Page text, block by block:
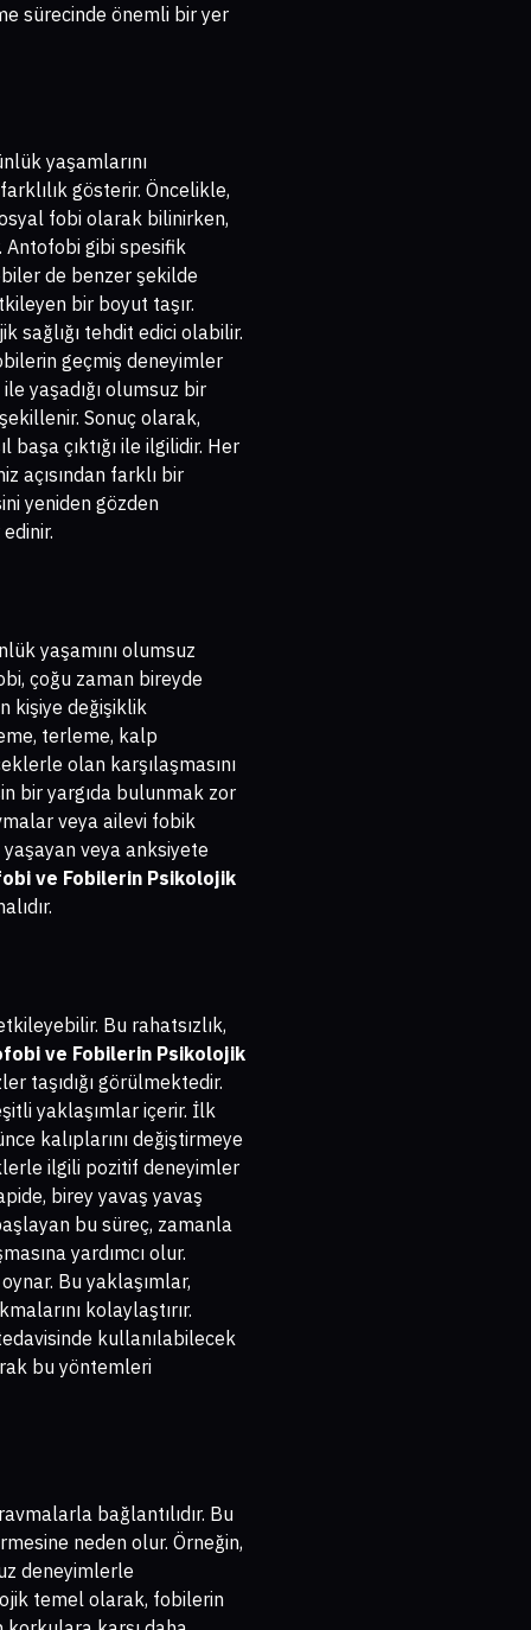
sürecinde önemli bir yer
yaşamlarını
gösterir. Öncelikle,
fobi olarak bilinirken,
Antofobi gibi spesifik
de benzer şekilde
bir boyut taşır.
sağlığı tehdit edici olabilir.
geçmiş deneyimler
yaşadığı olumsuz bir
Sonuç olarak,
çıktığı ile ilgilidir. Her
açısından farklı bir
yeniden gözden
yaşamını olumsuz
çoğu zaman bireyde
kişiye değişiklik
terleme, kalp
olan karşılaşmasını
bir yargıda bulunmak zor
veya ailevi fobik
veya anksiyete
ve Fobilerin Psikolojik
Bu rahatsızlık,
ve Fobilerin Psikolojik
taşıdığı görülmektedir.
yaklaşımlar içerir. İlk
kalıplarını değiştirmeye
ilgili pozitif deneyimler
birey yavaş yavaş
bu süreç, zamanla
yardımcı olur.
Bu yaklaşımlar,
kolaylaştırır.
kullanılabilecek
bu yöntemleri
bağlantılıdır. Bu
neden olur. Örneğin,
deneyimlerle
temel olarak, fobilerin